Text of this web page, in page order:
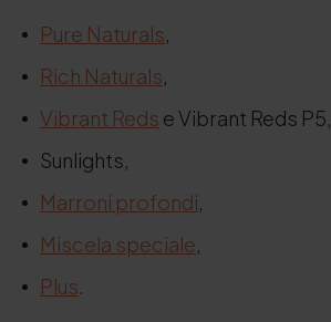
Pure Naturals,
Rich Naturals,
Vibrant Reds e Vibrant Reds P5,
Sunlights,
Marroni profondi,
Miscela speciale,
Plus.